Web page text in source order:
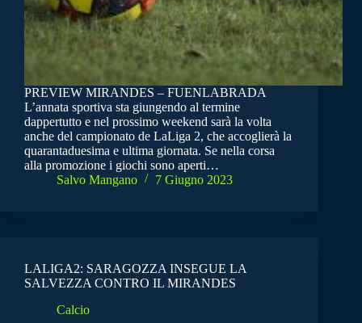
PREVIEW MIRANDES – FUENLABRADA
L’annata sportiva sta giungendo al termine
dappertutto e nel prossimo weekend sarà la volta
anche del campionato de LaLiga 2, che accoglierà la
quarantaduesima e ultima giornata. Se nella corsa
alla promozione i giochi sono aperti…
Salvo Mangano
7 Giugno 2023
LALIGA2: SARAGOZZA INSEGUE LA
SALVEZZA CONTRO IL MIRANDES
Calcio